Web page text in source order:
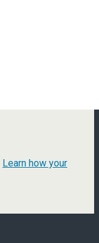
Learn how your